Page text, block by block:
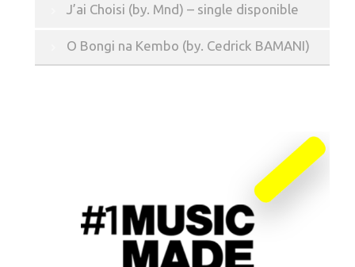
J’ai Choisi (by. Mnd) – single disponible
O Bongi na Kembo (by. Cedrick BAMANI)